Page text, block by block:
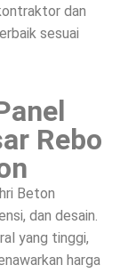
dan
sesuai
Rebo
Beton
dan desain.
yang tinggi,
harga